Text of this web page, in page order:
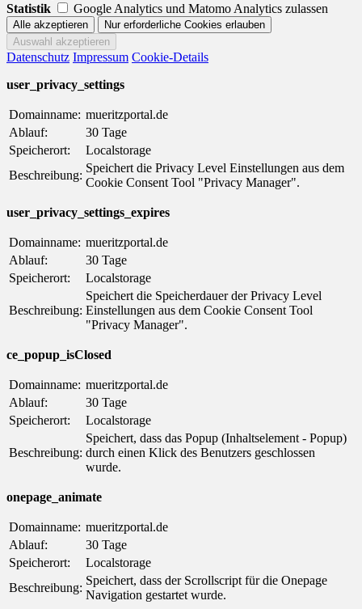
Statistik
Google Analytics und Matomo Analytics zulassen
Datenschutz Impressum Cookie-Details
user_privacy_settings
Domainname: mueritzportal.de
Ablauf:
30 Tage
Speicherort:
Localstorage
Beschreibung:
Speichert die Privacy Level Einstellungen aus dem
Cookie Consent Tool "Privacy Manager".
user_privacy_settings_expires
Domainname: mueritzportal.de
Ablauf:
30 Tage
Speicherort:
Localstorage
Beschreibung:
Speichert die Speicherdauer der Privacy Level
Einstellungen aus dem Cookie Consent Tool
"Privacy Manager".
ce_popup_isClosed
Domainname: mueritzportal.de
Ablauf:
30 Tage
Speicherort:
Localstorage
Beschreibung:
Speichert, dass das Popup (Inhaltselement - Popup)
durch einen Klick des Benutzers geschlossen
wurde.
onepage_animate
Domainname: mueritzportal.de
Ablauf:
30 Tage
Speicherort:
Localstorage
Beschreibung:
Speichert, dass der Scrollscript für die Onepage
Navigation gestartet wurde.